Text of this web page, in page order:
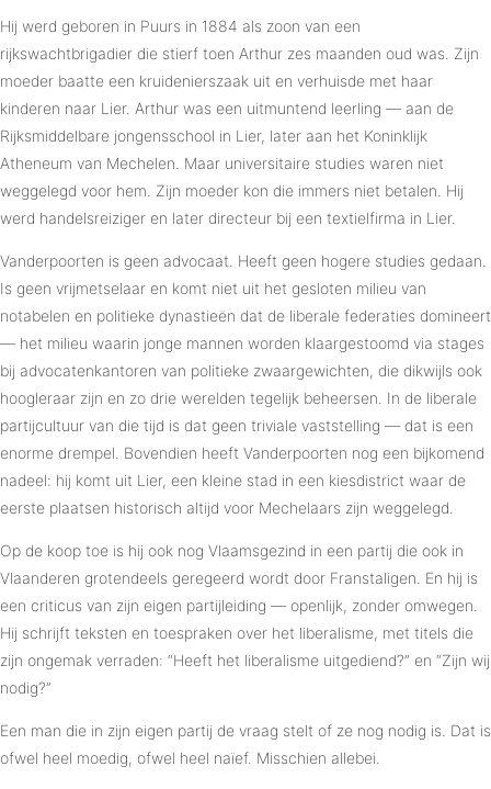
Hij werd geboren in Puurs in 1884 als zoon van een
rijkswachtbrigadier die stierf toen Arthur zes maanden oud was. Zijn
moeder baatte een kruidenierszaak uit en verhuisde met haar
kinderen naar Lier. Arthur was een uitmuntend leerling — aan de
Rijksmiddelbare jongensschool in Lier, later aan het Koninklijk
Atheneum van Mechelen. Maar universitaire studies waren niet
weggelegd voor hem. Zijn moeder kon die immers niet betalen. Hij
werd handelsreiziger en later directeur bij een textielfirma in Lier.
Vanderpoorten is geen advocaat. Heeft geen hogere studies gedaan.
Is geen vrijmetselaar en komt niet uit het gesloten milieu van
notabelen en politieke dynastieën dat de liberale federaties domineert
— het milieu waarin jonge mannen worden klaargestoomd via stages
bij advocatenkantoren van politieke zwaargewichten, die dikwijls ook
hoogleraar zijn en zo drie werelden tegelijk beheersen. In de liberale
partijcultuur van die tijd is dat geen triviale vaststelling — dat is een
enorme drempel. Bovendien heeft Vanderpoorten nog een bijkomend
nadeel: hij komt uit Lier, een kleine stad in een kiesdistrict waar de
eerste plaatsen historisch altijd voor Mechelaars zijn weggelegd.
Op de koop toe is hij ook nog Vlaamsgezind in een partij die ook in
Vlaanderen grotendeels geregeerd wordt door Franstaligen. En hij is
een criticus van zijn eigen partijleiding — openlijk, zonder omwegen.
Hij schrijft teksten en toespraken over het liberalisme, met titels die
zijn ongemak verraden: “Heeft het liberalisme uitgediend?” en “Zijn wij
nodig?”
Een man die in zijn eigen partij de vraag stelt of ze nog nodig is. Dat is
ofwel heel moedig, ofwel heel naïef. Misschien allebei.